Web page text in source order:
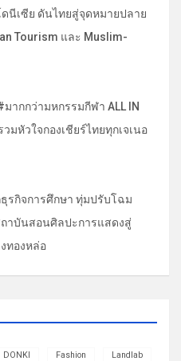
นีเซีย ดันไทยสู่จุดหมายปลาย
Tourism และ Muslim-
ากกว่ามหกรรมกีฬา ALL IN
วมหัวใจกองเชียร์ไทยทุกเจเนอ
รกิจการศึกษา ทุ่มปรับโฉม
ถาบันสอนศิลปะการแสดงสู่
ทองหล่อ
DONKI Fashion Landlab